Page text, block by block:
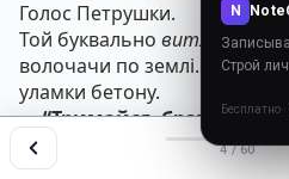
Голос Петрушки.
Той буквально витягнув
волочачи по землі. Кулі
уламки бетону.
—“Тримайся, брате! Ти не
зараз!”
Соколов ледь чув. В голові
4 / 60
N
Строй
Бесплатно